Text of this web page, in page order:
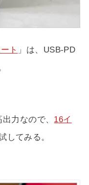
ト 」は、USB-PD
力なので、 16イ
してみる。